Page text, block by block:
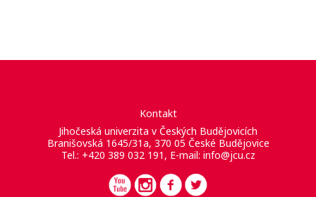
Kontakt
Jihočeská univerzita v Českých Budějovicích
Branišovská 1645/31a, 370 05 České Budějovice
Tel.: +420 389 032 191, E-mail: info@jcu.cz